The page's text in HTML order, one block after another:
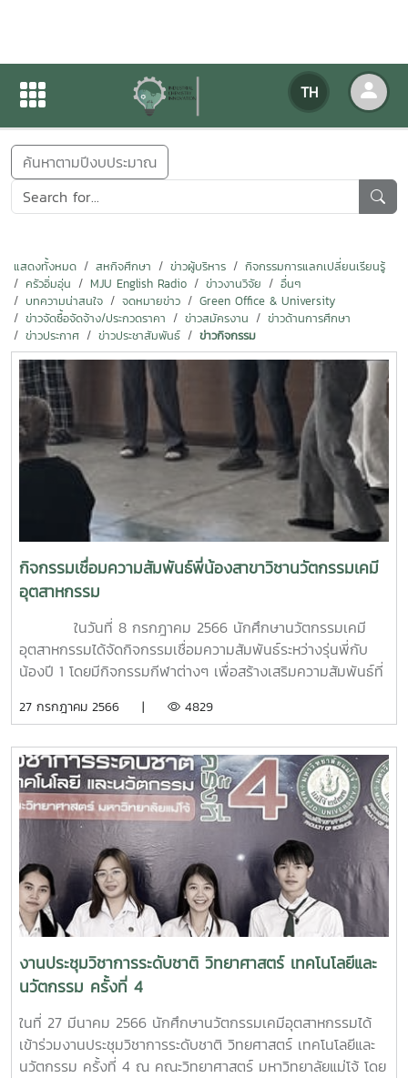
TH
ข่าวสารกิจกรรม
ข่าวสารกิจกรรม
ค้นหาตามปีงบประมาณ
แสดงทั้งหมด สหกิจศึกษา ข่าวผู้บริหาร
กิจกรรมการแลกเปลี่ยนเรียนรู้
ครัวอิ่มอุ่น
MJU English Radio ข่าวงานวิจัย
อื่นๆ
บทความน่าสนใจ
จดหมายข่าว
Green Office & University
ข่าวจัดซื้อจัดจ้าง/ประกวดราคา
ข่าวสมัครงาน
ข่าวด้านการศึกษา
ข่าวประกาศ
ข่าวประชาสัมพันธ์ ข่าวกิจกรรม
กิจกรรมเชื่อมความสัมพันธ์พี่น้องสาขาวิชานวัตกรรมเคมี
อุตสาหกรรม
ในวันที่ 8 กรกฎาคม 2566 นักศึกษานวัตกรรมเคมี
อุตสาหกรรมได้จัดกิจกรรมเชื่อมความสัมพันธ์ระหว่างรุ่นพี่กับ
น้องปี 1 โดยมีกิจกรรมกีฬาต่างๆ เพื่อสร้างเสริมความสัมพันธ์ที่
วิทยาศาสตร์ มหาวิทยาลัยแม่โจ้
27 กรกฎาคม 2566 | 4829
งานประชุมวิชาการระดับชาติ วิทยาศาสตร์ เทคโนโลยีและ
นวัตกรรม ครั้งที่ 4
ในที่ 27 มีนาคม 2566 นักศึกษานวัตกรรมเคมีอุตสาหกรรมได้
เข้าร่วมงานประชุมวิชาการระดับชาติ วิทยศาสตร์ เทคโนโลยีและ
นวัตกรรม ครั้งที่ 4 ณ คณะวิทยาศาสตร์ มหาวิทยาลัยแม่โจ้ โดย